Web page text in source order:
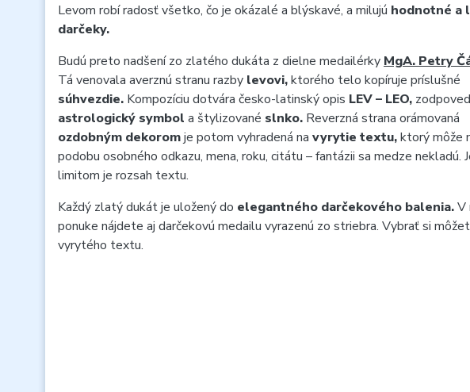
Levom robí radosť všetko, čo je okázalé a blýskavé, a milujú hodnotné a
darčeky.
Budú preto nadšení zo zlatého dukáta z dielne medailérky MgA. Petry
Tá venovala averznú stranu razby levovi,ktorého telo kopíruje príslušné
súhvezdie. Kompozíciu dotvára česko-latinský opis LEV – LEO,
astrologický symbol a štylizované slnko. Reverzná strana orámovaná
ozdobným dekoromje potom vyhradená na vyrytie textu,ktorý môže
podobu osobného odkazu, mena, roku, citátu – fantázii sa medze nekladú.
limitom je rozsah textu.
Každý zlatý dukát je uložený do elegantného darčekového balenia.V
ponuke nájdete aj darčekovú medailu vyrazenú zo striebra. Vybrať si
vyrytého textu.